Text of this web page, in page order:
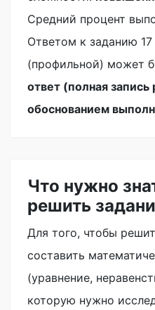
Средний процент
Ответом к заданию
(профильной) может
ответ (полная
обоснованием
Что нужно
решить
Для того, чтобы
составить
(уравнение,
которую нужно